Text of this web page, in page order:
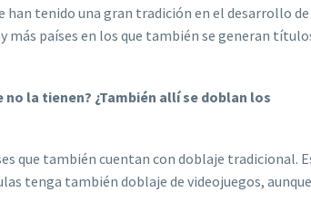
han tenido una gran tradición en el desarrollo de
países en los que también se generan
la tienen? ¿También allí se doblan los
que también cuentan con doblaje tradicional.
tenga también doblaje de videojuegos, aunque